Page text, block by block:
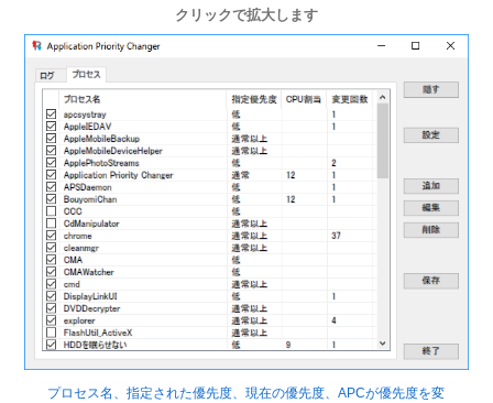
クリックで拡大します
プロセス名、指定された優先度、現在の優先度、APCが優先度を変